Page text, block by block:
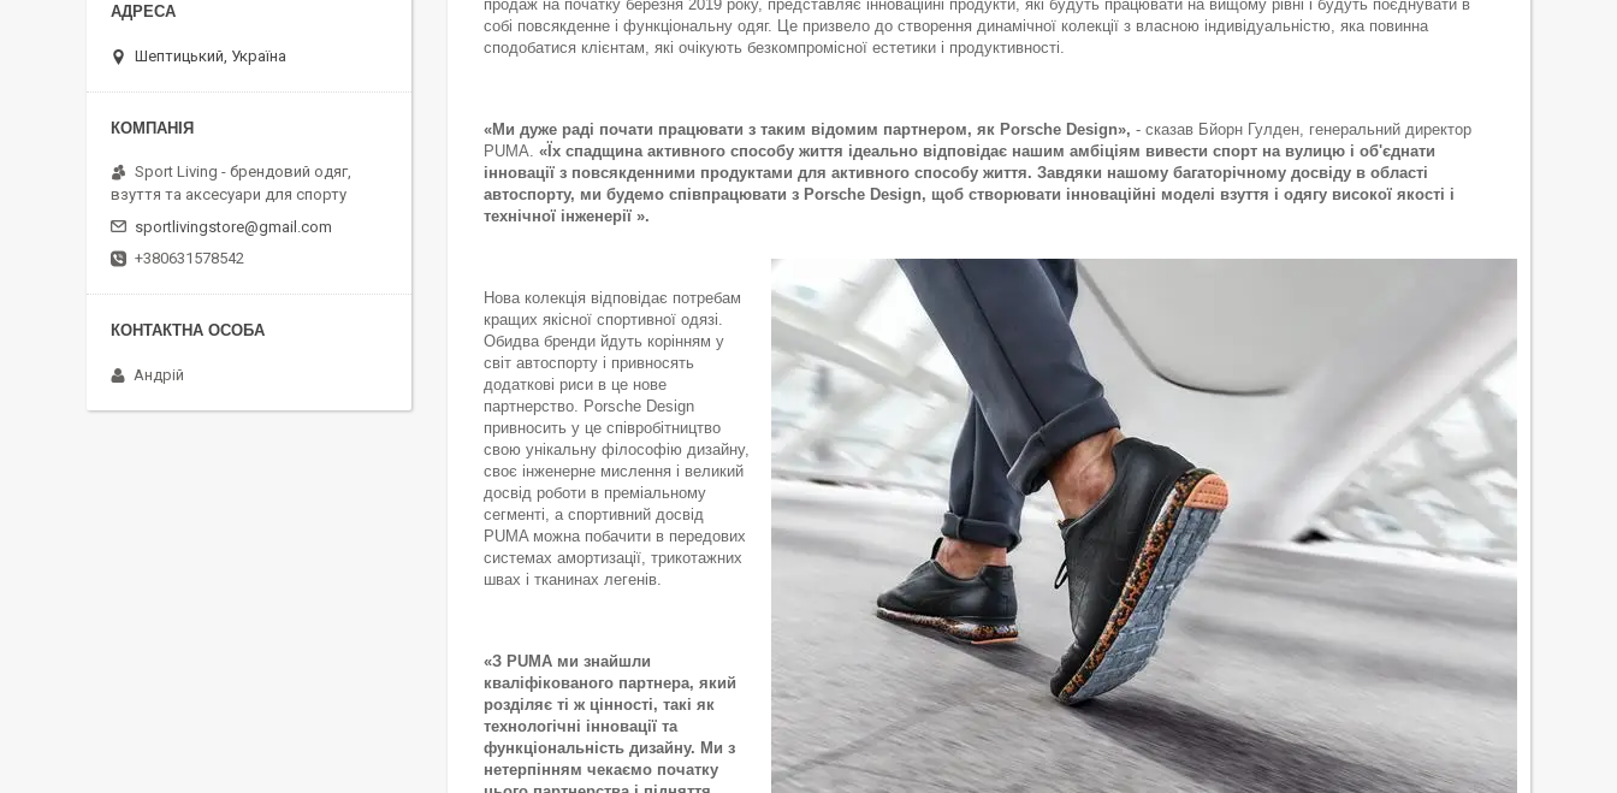
продаж на початку березня 2019 року, представляє інноваційні продукти, які будуть працювати на вищому рівні і будуть поєднувати в
собі повсякденне і функціональну одяг. Це призвело до створення динамічної колекції з власною індивідуальністю, яка повинна
сподобатися клієнтам, які очікують безкомпромісної естетики і продуктивності.
«Ми дуже раді почати працювати з таким відомим партнером, як Porsche Design», - сказав Бйорн Гулден, генеральний директор
PUMA. «Їх спадщина активного способу життя ідеально відповідає нашим амбіціям вивести спорт на вулицю і об'єднати
інновації з повсякденними продуктами для активного способу життя. Завдяки нашому багаторічному досвіду в області
автоспорту, ми будемо співпрацювати з Porsche Design, щоб створювати інноваційні моделі взуття і одягу високої якості і
технічної інженерії ».
Нова колекція відповідає потребам
кращих якісної спортивної одязі.
Обидва бренди йдуть корінням у
світ автоспорту і привносять
додаткові риси в це нове
партнерство. Porsche Design
привносить у це співробітництво
свою унікальну філософію дизайну,
своє інженерне мислення і великий
досвід роботи в преміальному
сегменті, а спортивний досвід
PUMA можна побачити в передових
системах амортизації, трикотажних
швах і тканинах легенів.
«З PUMA ми знайшли
кваліфікованого партнера, який
розділяє ті ж цінності, такі як
технологічні інновації та
функціональність дизайну. Ми з
нетерпінням чекаємо початку
Шептицький, Україна
Sport Living - брендовий одяг,
взуття та аксесуари для спорту
sportlivingstore@gmail.com
+380631578542
Андрій